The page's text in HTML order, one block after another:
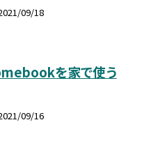
09/18
を家で使う
09/16